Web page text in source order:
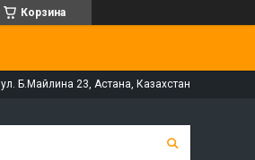
Корзина
ул. Б.Майлина 23, Астана, Казахстан